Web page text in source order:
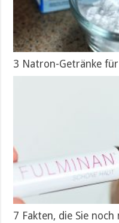
3 Natron-Getränke
7 Fakten, die Sie